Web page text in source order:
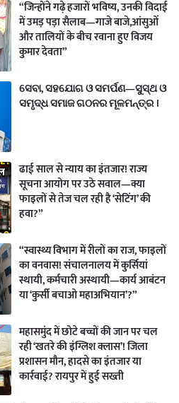
“जिन्होंने गढ़े हजारों भविष्य, उनकी विदाई
में उमड़ पड़ा सैलाब—गाजे बाजे,आंसुओं
और तालियों के बीच रवाना हुए विजय
कुमार देवता”
ସେବା, ସହଯୋଗ ଓ ସମର୍ପଣ—ସୁସ୍ଥ ଓ
ସମୃଦ୍ଧ ସମାଜ ଗଠନର ମୂଳମନ୍ତ୍ର ।
ढाई साल से न्याय का इंतजार! राज्य
सूचना आयोग पर उठे सवाल—क्या
फाइलों से तेज चल रही है ‘सेटिंग’ की
हवा?”
“स्वास्थ्य विभाग में रीलों का राज, फाइलों
का वनवास! संचालनालय में कुर्सियां
स्थायी, कर्मचारी अस्थायी—कार्य आबंटन
या ‘कुर्सी बचाओ महाअभियान’?”
महासमुंद में छोटे बच्चों की जान पर चल
रही ‘खतरे की इंग्लिश क्लास’! जिला
प्रशासन मौन, हादसे का इंतजार या
कार्रवाई? रायपुर में हुई सख्ती